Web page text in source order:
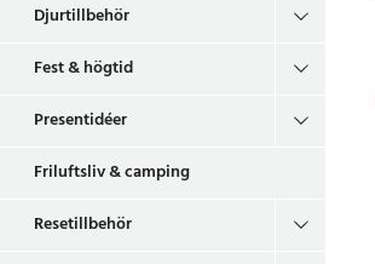
Djurtillbehör
Fest & högtid
Presentidéer
Friluftsliv & camping
Resetillbehör